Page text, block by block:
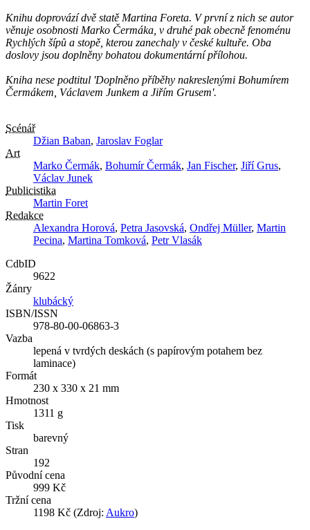
Knihu doprovází dvě statě Martina Foreta. V první z nich se autor
věnuje osobnosti Marko Čermáka, v druhé pak obecně fenoménu
Rychlých šípů a stopě, kterou zanechaly v české kultuře. Oba
doslovy jsou doplněny bohatou dokumentární přílohou.
Kniha nese podtitul 'Doplněno příběhy nakreslenými Bohumírem
Čermákem, Václavem Junkem a Jiřím Grusem'.
Scénář
Džian Baban, Jaroslav Foglar
Art
Marko Čermák, Bohumír Čermák, Jan Fischer, Jiří Grus,
Václav Junek
Publicistika
Martin Foret
Redakce
Alexandra Horová, Petra Jasovská, Ondřej Müller, Martin
Pecina, Martina Tomková, Petr Vlasák
CdbID
9622
Žánry
klubácký
ISBN/ISSN
978-80-00-06863-3
Vazba
lepená v tvrdých deskách (s papírovým potahem bez
laminace)
Formát
230 x 330 x 21 mm
Hmotnost
1311 g
Tisk
barevný
Stran
192
Původní cena
999 Kč
Tržní cena
1198 Kč (Zdroj: Aukro)